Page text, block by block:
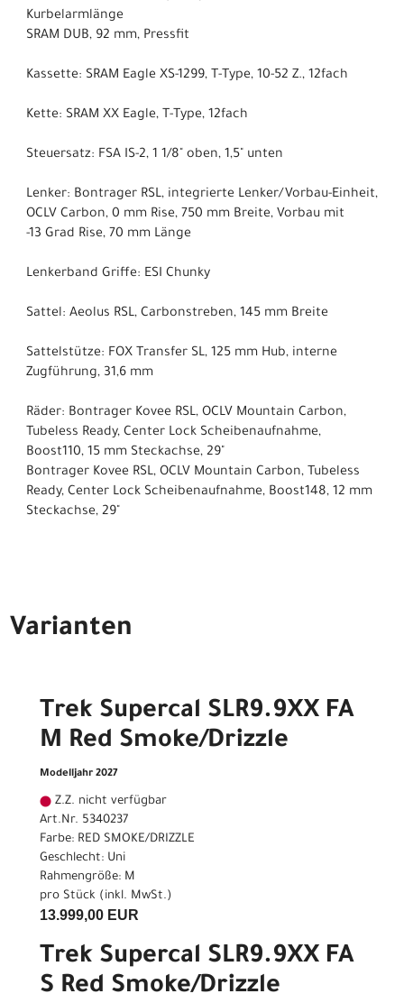
Kurbelarmlänge
SRAM DUB, 92 mm, Pressfit
Kassette: SRAM Eagle XS-1299, T-Type, 10-52 Z., 12fach
Kette: SRAM XX Eagle, T-Type, 12fach
Steuersatz: FSA IS-2, 1 1/8" oben, 1,5" unten
Lenker: Bontrager RSL, integrierte Lenker/Vorbau-Einheit,
OCLV Carbon, 0 mm Rise, 750 mm Breite, Vorbau mit
-13 Grad Rise, 70 mm Länge
Lenkerband Griffe: ESI Chunky
Sattel: Aeolus RSL, Carbonstreben, 145 mm Breite
Sattelstütze: FOX Transfer SL, 125 mm Hub, interne
Zugführung, 31,6 mm
Räder: Bontrager Kovee RSL, OCLV Mountain Carbon,
Tubeless Ready, Center Lock Scheibenaufnahme,
Boost110, 15 mm Steckachse, 29"
Bontrager Kovee RSL, OCLV Mountain Carbon, Tubeless
Ready, Center Lock Scheibenaufnahme, Boost148, 12 mm
Steckachse, 29"
Varianten
Trek Supercal SLR9.9XX FA
M Red Smoke/Drizzle
Modelljahr 2027
Z.Z. nicht verfügbar
Art.Nr. 5340237
Farbe: RED SMOKE/DRIZZLE
Geschlecht: Uni
Rahmengröße: M
pro Stück (inkl. MwSt.)
13.999,00 EUR
Trek Supercal SLR9.9XX FA
S Red Smoke/Drizzle